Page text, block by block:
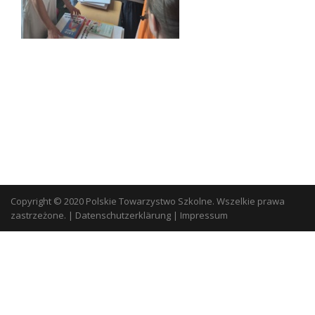
Copyright © 2020 Polskie Towarzystwo Szkolne. Wszelkie prawa
zastrzeżone. | Datenschutzerklärung | Impressum